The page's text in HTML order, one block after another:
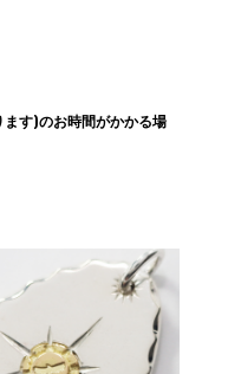
す)のお時間がかかる場